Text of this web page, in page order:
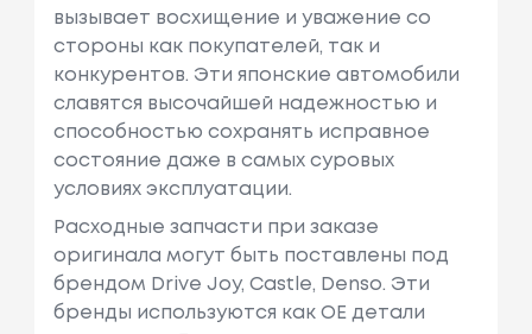
вызывает восхищение и уважение со
стороны как покупателей, так и
конкурентов. Эти японские автомобили
славятся высочайшей надежностью и
способностью сохранять исправное
состояние даже в самых суровых
условиях эксплуатации.
Расходные запчасти при заказе
оригинала могут быть поставлены под
брендом Drive Joy, Castle, Denso. Эти
бренды используются как ОЕ детали